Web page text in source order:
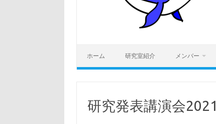
ホーム 研究室紹介 メンバー
研究発表講演会2021